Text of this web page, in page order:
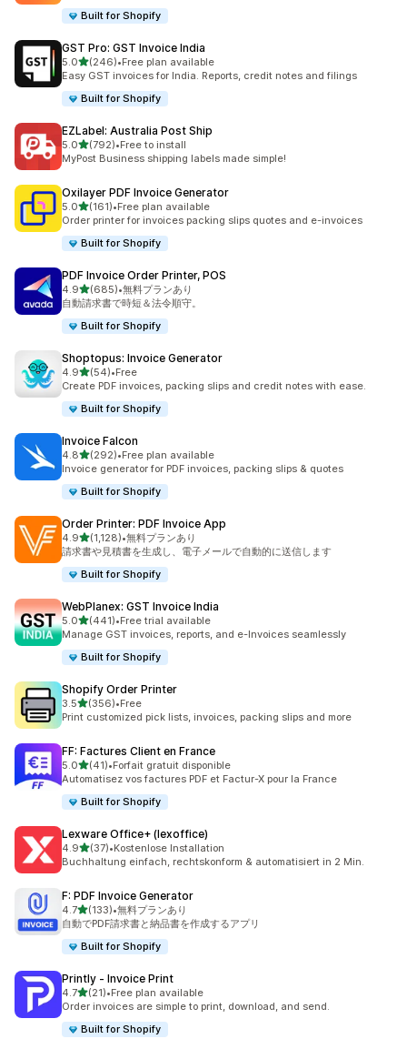
Built for Shopify
GST Pro: GST Invoice India
5.05つ星中
(246)
合計レビュー数：246件
•Free plan available
Easy GST invoices for India. Reports, credit notes and filings
Built for Shopify
EZLabel: Australia Post Ship
5.05つ星中
(792)
合計レビュー数：792件
•Free to install
MyPost Business shipping labels made simple!
Oxilayer PDF Invoice Generator
5.05つ星中
(161)
合計レビュー数：161件
•Free plan available
Order printer for invoices packing slips quotes and e-invoices
Built for Shopify
PDF Invoice Order Printer, POS
4.95つ星中
(685)
合計レビュー数：685件
•無料プランあり
自動請求書で時短＆法令順守。
Built for Shopify
Shoptopus: Invoice Generator
4.95つ星中
(54)
合計レビュー数：54件
•Free
Create PDF invoices, packing slips and credit notes with ease.
Built for Shopify
Invoice Falcon
4.85つ星中
(292)
合計レビュー数：292件
•Free plan available
Invoice generator for PDF invoices, packing slips & quotes
Built for Shopify
Order Printer: PDF Invoice App
4.95つ星中
(1,128)
合計レビュー数：1128件
•無料プランあり
請求書や見積書を生成し、電子メールで自動的に送信します
Built for Shopify
WebPlanex: GST Invoice India
5.05つ星中
(441)
合計レビュー数：441件
•Free trial available
Manage GST invoices, reports, and e-Invoices seamlessly
Built for Shopify
Shopify Order Printer
3.55つ星中
(356)
合計レビュー数：356件
•Free
Print customized pick lists, invoices, packing slips and more
FF: Factures Client en France
5.05つ星中
(41)
合計レビュー数：41件
•Forfait gratuit disponible
Automatisez vos factures PDF et Factur-X pour la France
Built for Shopify
Lexware Office+ (lexoffice)
4.95つ星中
(37)
合計レビュー数：37件
•Kostenlose Installation
Buchhaltung einfach, rechtskonform & automatisiert in 2 Min.
F: PDF Invoice Generator
4.75つ星中
(133)
合計レビュー数：133件
•無料プランあり
自動でPDF請求書と納品書を作成するアプリ
Built for Shopify
Printly ‑ Invoice Print
4.75つ星中
(21)
合計レビュー数：21件
•Free plan available
Order invoices are simple to print, download, and send.
Built for Shopify